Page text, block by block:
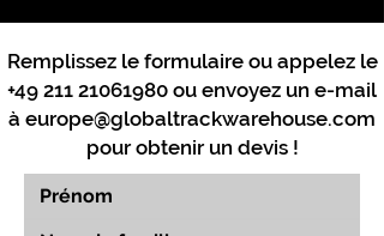
Remplissez le formulaire ou appelez le
+49 211 21061980 ou envoyez un e-mail
à europe@globaltrackwarehouse.com
pour obtenir un devis !